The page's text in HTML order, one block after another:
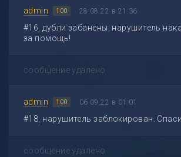
admin 100 28.08.22 в 21:36
#16, дубли забанены, нарушитель
за помощь!
сообщение удалено
admin 100 06.09.22 в 01:01
#18, нарушитель заблокирован.
сообщение удалено